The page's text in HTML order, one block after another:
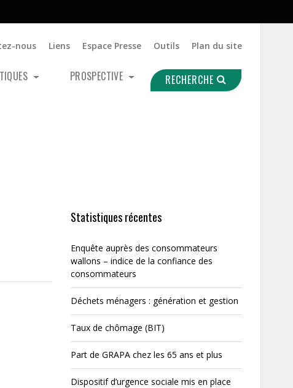
nous Liens Espace Presse Outils Plan du site
PROSPECTIVE RECHERCHE
Statistiques récentes
Enquête auprès des consommateurs
wallons – indice de la confiance des
consommateurs
Déchets ménagers : génération et gestion
Taux de chômage (BIT)
Part de GRAPA chez les 65 ans et plus
Dispositif d’urgence sociale mis en place